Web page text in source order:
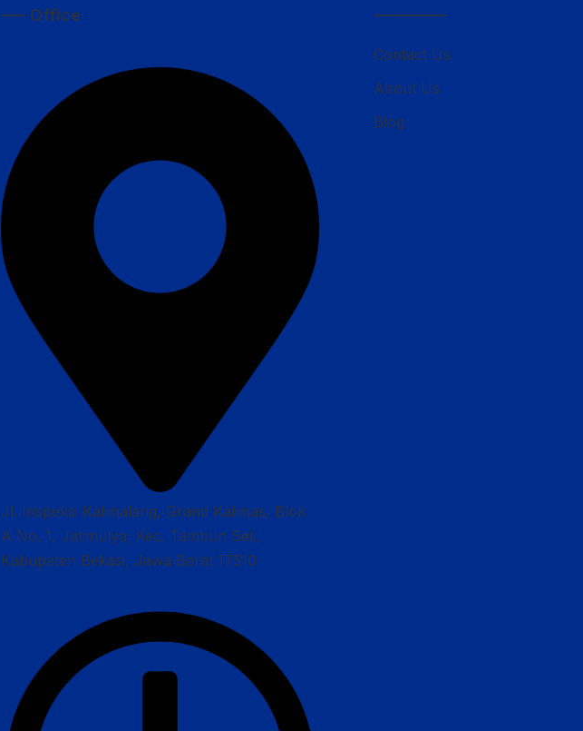
—– Office
Jl. Inspeksi Kalimalang, Grand Kalimas, Blok
A No. 1, Jatimulya, Kec. Tambun Sel.,
Kabupaten Bekasi, Jawa Barat 17510
————–
Contact Us
About Us
Blog